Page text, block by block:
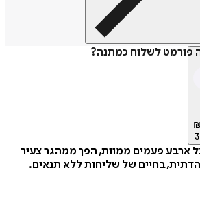
פורמט לשלוח כמתנה?
₪
ארבע פעמים ממוות, הפך ממהגר צעיר
הדתית, בחיים של שליחות ללא תנאים.